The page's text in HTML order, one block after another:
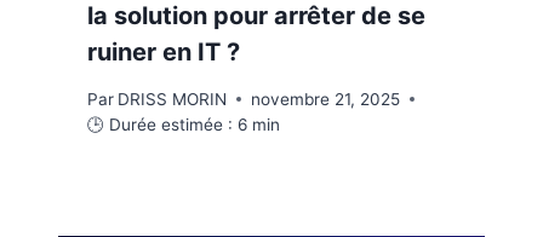
la solution pour arrêter de se
ruiner en IT ?
Par DRISS MORIN
novembre 21, 2025
🕒 Durée estimée : 6 min